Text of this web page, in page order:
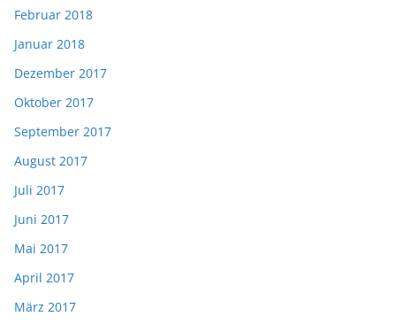
Februar 2018
Januar 2018
Dezember 2017
Oktober 2017
September 2017
August 2017
Juli 2017
Juni 2017
Mai 2017
April 2017
März 2017